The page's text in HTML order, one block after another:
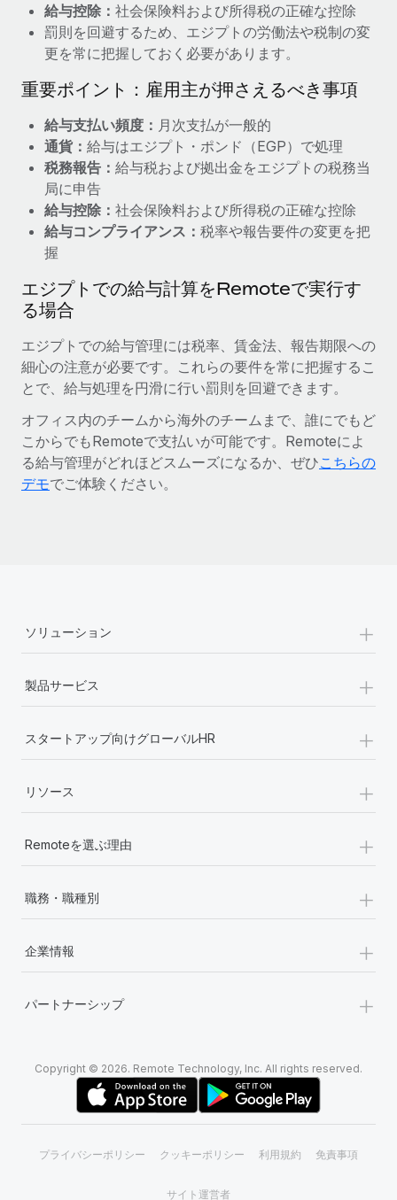
詳細を見る
給与控除： 社会保険料および所得税の正確な控除
罰則を回避するため、エジプトの労働法や税制の変
更を常に把握しておく必要があります。
重要ポイント：雇用主が押さえるべき事項
給与支払い頻度： 月次支払が一般的
通貨： 給与はエジプト・ポンド（EGP）で処理
税務報告： 給与税および拠出金をエジプトの税務当
局に申告
給与控除： 社会保険料および所得税の正確な控除
給与コンプライアンス： 税率や報告要件の変更を把
握
エジプトでの給与計算をRemoteで実行す
る場合
エジプトでの給与管理には税率、賃金法、報告期限への
細心の注意が必要です。これらの要件を常に把握するこ
とで、給与処理を円滑に行い罰則を回避できます。
オフィス内のチームから海外のチームまで、誰にでもど
こからでもRemoteで支払いが可能です。Remoteによ
る給与管理がどれほどスムーズになるか、ぜひこちらの
デモでご体験ください。
ソリューション +
製品サービス +
スタートアップ向けグローバルHR +
リソース +
Remoteを選ぶ理由 +
職務・職種別 +
企業情報 +
パートナーシップ +
Copyright © 2026. Remote Technology, Inc. All rights reserved.
プライバシーポリシー クッキーポリシー 利用規約 免責事項
サイト運営者